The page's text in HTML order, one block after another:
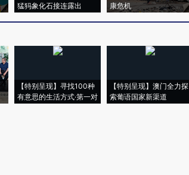
猛犸象化石接连露出
康危机
【特别呈现】寻找100种
有意思的生活方式·第一对
【特别呈现】澳门全力探
索葡语国家新渠道